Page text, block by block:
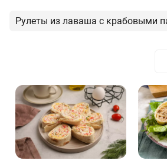
Рулеты из лаваша с крабовыми